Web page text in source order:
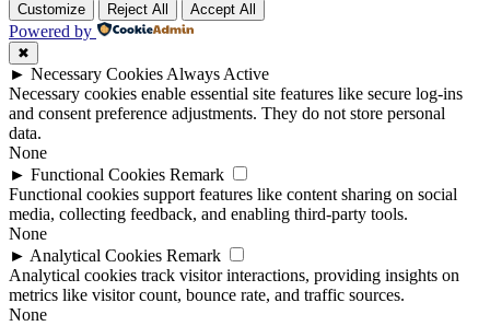
Customize Reject All Accept All
Powered by
✖
► Necessary Cookies Always Active
Necessary cookies enable essential site features like secure log-ins
and consent preference adjustments. They do not store personal
data.
None
► Functional Cookies Remark
Functional cookies support features like content sharing on social
media, collecting feedback, and enabling third-party tools.
None
► Analytical Cookies Remark
Analytical cookies track visitor interactions, providing insights on
metrics like visitor count, bounce rate, and traffic sources.
None